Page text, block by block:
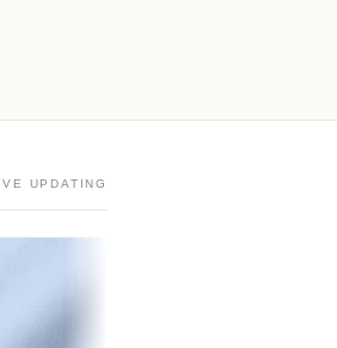
UPDATING